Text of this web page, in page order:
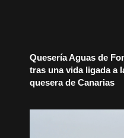
Quesería Aguas de
tras una vida ligada a
quesera de Canarias